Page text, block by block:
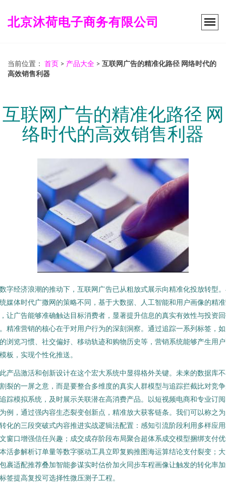
北京沐荷电子商务有限公司
当前位置： 首页 > 产品大全 > 互联网广告的精准化路径 网络时代的
高效销售利器
互联网广告的精准化路径 网
络时代的高效销售利器
字经济浪潮的推动下，互联网广告已从粗放式展示向精准化投放转型
媒体时代广撒网的策略不同，基于大数据、人工智能和用户画像的精
让广告能够准确触达目标消费者，显著提升信息的真实有效性与投资
精准营销的核心在于对用户行为的深刻洞察。通过追踪一系列标签，
浏览习惯、社交偏好、移动轨迹和购物历史等，营销系统能够产生用
板，实现个性化推送。
产品激活和创新设计在这个宏大系统中显得格外关键。未来的数据库
裂的一屏之意，而是要整合多维度的真实人群模型与追踪拦截比对竞
踪模拟系统，及时展示关联潜在高消费产品。以短视频电商和专业订
例，通过强内容生态裂变创新点，精准放大获客链条。我们可以称之
化的三段突破式内容推进实战逻辑法配置：感知引流阶段利用多样应
窗口增强信任兴趣；成交成存阶段布局聚合超体系成交模型捆绑支付
活参解析订单量等数字驱动工具立即复购推图海运算结论支付裂变；
裹适配推荐叠加智能参谋实时估价加火同步车程画像让触发的转化率
签提高复投可选择性微压测子工程。